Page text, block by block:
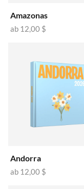
Amazonas
ab 12,00 $
Andorra
ab 12,00 $